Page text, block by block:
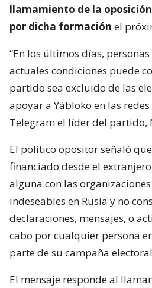
llamamiento de la
por dicha formación el
“En los últimos días,
actuales condiciones puede
partido sea excluido de las
apoyar a Yábloko en las
Telegram el líder del partido,
El político opositor señaló
financiado desde el
alguna con las
indeseables en Rusia y no
declaraciones, mensajes, o
cabo por cualquier persona
parte de su campaña
El mensaje responde al